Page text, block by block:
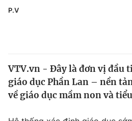
Thế giới
Kinh tế
P.V
VTV.vn - Đây là đơn vị đầu
giáo dục Phần Lan – nền
về giáo dục mầm non và